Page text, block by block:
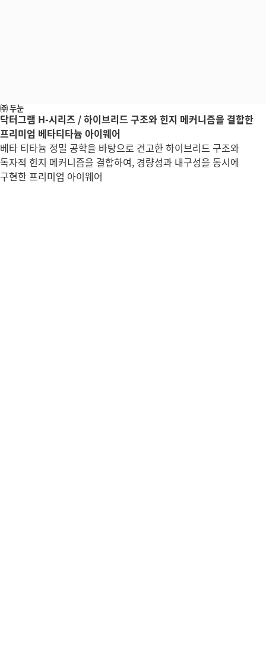
㈜ 두눈
닥터그램 H-시리즈 / 하이브리드 구조와 힌지 메커니즘을 결합한
프리미엄 베타티타늄 아이웨어
베타 티타늄 정밀 공학을 바탕으로 견고한 하이브리드 구조와
독자적 힌지 메커니즘을 결합하여, 경량성과 내구성을 동시에
구현한 프리미엄 아이웨어